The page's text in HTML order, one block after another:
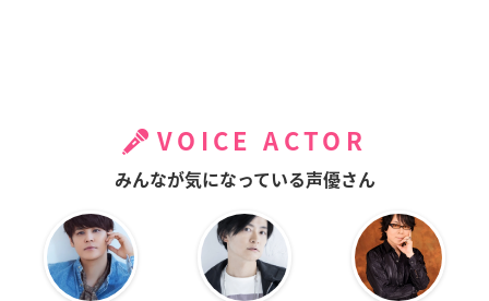
VOICE ACTOR
みんなが気になっている声優さん